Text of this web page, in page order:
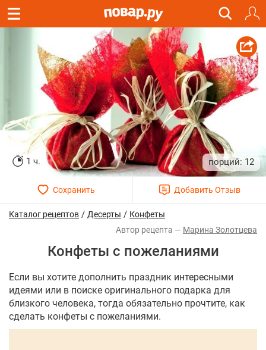
1 ч. 12
Каталог рецептов / Десерты / Конфеты
Марина Золотцева
Конфеты с пожеланиями
Если вы хотите дополнить праздник интересными
идеями или в поиске оригинального подарка для
близкого человека, тогда обязательно прочтите, как
сделать конфеты с пожеланиями.